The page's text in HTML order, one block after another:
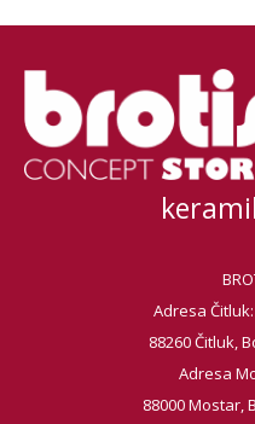
Adresa
88260 Čitluk,
Adresa
88000 Mostar,